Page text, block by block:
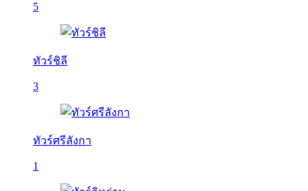
5
ทัวร์ชิลี
3
ทัวร์ศรีลังกา
1